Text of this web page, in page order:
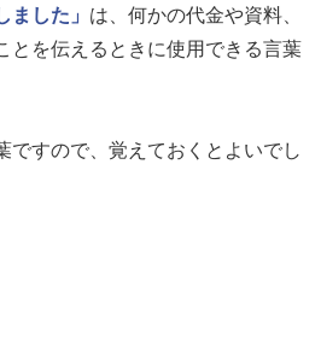
ました」 は、何かの代金や資料、
とを伝えるときに使用できる言葉
ですので、覚えておくとよいでし